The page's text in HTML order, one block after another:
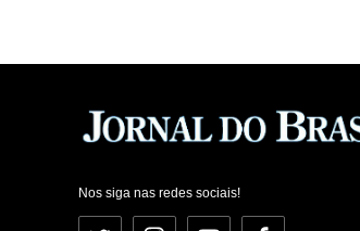
Nos siga nas redes sociais!